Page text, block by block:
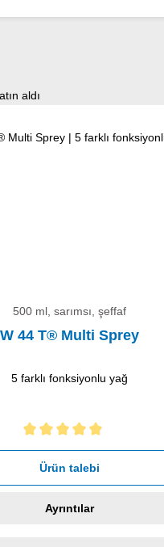
aldı
500 ml, sarımsı, şeffaf
W 44 T® Multi Sprey
5 farklı fonksiyonlu yağ
5 ortalama puanı
Ürün talebi
Ayrıntılar